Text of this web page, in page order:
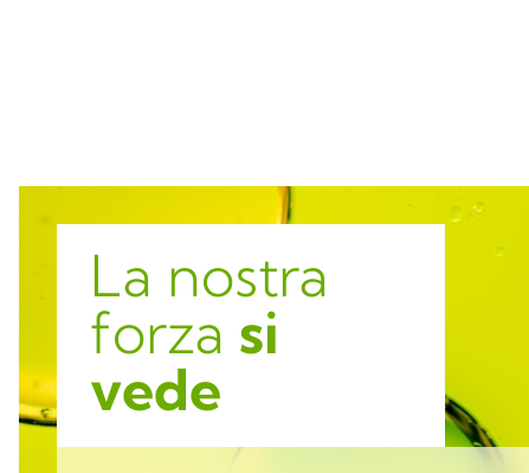
La nostra
forza si
vede